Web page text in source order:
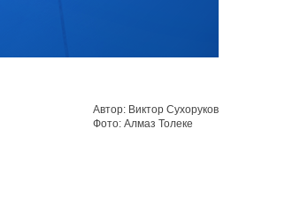
Автор: Виктор Сухоруков
Фото: Алмаз Толеке